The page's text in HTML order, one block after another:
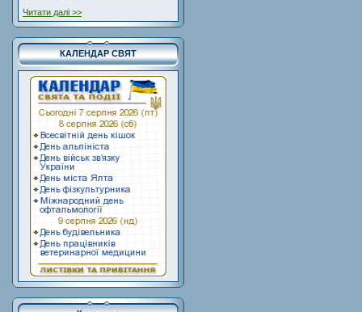
Читати далі >>
КАЛЕНДАР СВЯТ